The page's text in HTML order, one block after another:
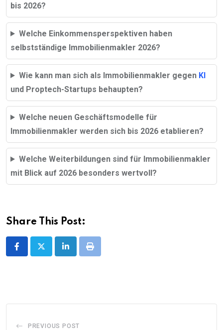
bis 2026?
Welche Einkommensperspektiven haben
selbstständige Immobilienmakler 2026?
Wie kann man sich als Immobilienmakler gegen KI
und Proptech-Startups behaupten?
Welche neuen Geschäftsmodelle für
Immobilienmakler werden sich bis 2026 etablieren?
Welche Weiterbildungen sind für Immobilienmakler
mit Blick auf 2026 besonders wertvoll?
Share This Post:
LinkedInPrint
PREVIOUS POST